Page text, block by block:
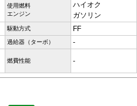
使用燃料
エンジン
ハイオク
ガソリン
駆動方式 FF
過給器（ターボ） -
燃費性能 -